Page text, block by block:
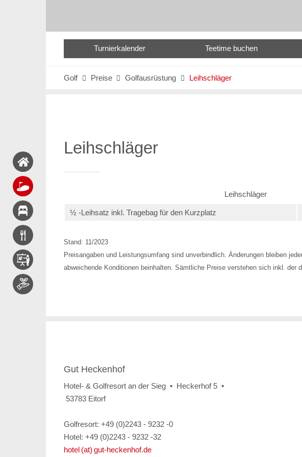
Turnierkalender Teetime buchen
Golf  Preise  Golfausrüstung  Leihschläger
Leihschläger
Leihschläger
½ -Leihsatz inkl. Tragebag für den Kurzplatz
Stand: 11/2023
Preisangaben und Leistungsumfang sind unverbindlich. Änderungen bleiben
abweichende Konditionen beinhalten. Sämtliche Preise verstehen sich inkl. der
Gut Heckenhof
Hotel- & Golfresort an der Sieg • Heckerhof 5 •
53783 Eitorf
Golfresort: +49 (0)2243 - 9232 -0
Hotel: +49 (0)2243 - 9232 -32
hotel (at) gut-heckenhof.de